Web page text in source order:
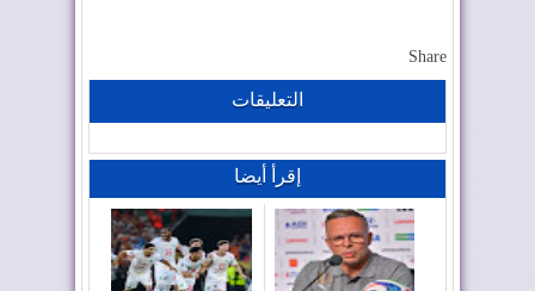
Share
التعليقات
إقرأ أيضا